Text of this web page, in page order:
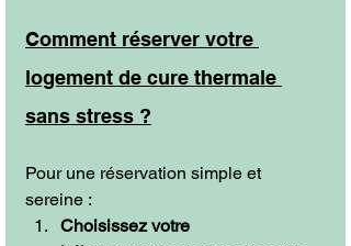
Comment réserver votre
logement de cure thermale
sans stress ?
Pour une réservation simple et
sereine :
Choisissez votre